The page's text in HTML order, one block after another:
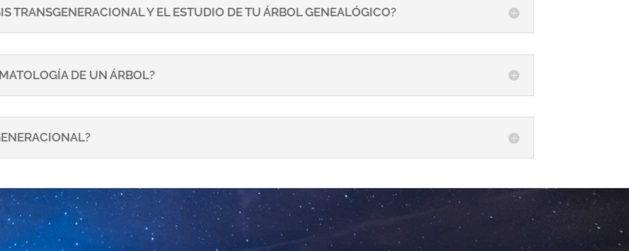
TRANSGENERACIONAL Y EL ESTUDIO DE TU ÁRBOL GENEALÓGICO?
DE UN ÁRBOL?